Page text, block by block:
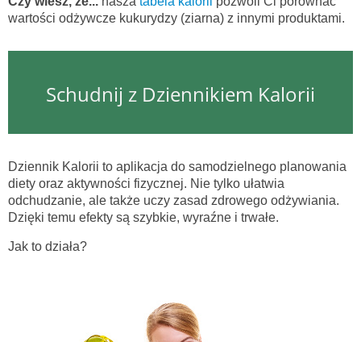
wartości odżywcze kukurydzy (ziarna) z innymi produktami.
Schudnij z Dziennikiem Kalorii
Dziennik Kalorii to aplikacja do samodzielnego planowania
diety oraz aktywności fizycznej. Nie tylko ułatwia
odchudzanie, ale także uczy zasad zdrowego odżywiania.
Dzięki temu efekty są szybkie, wyraźne i trwałe.
Jak to działa?